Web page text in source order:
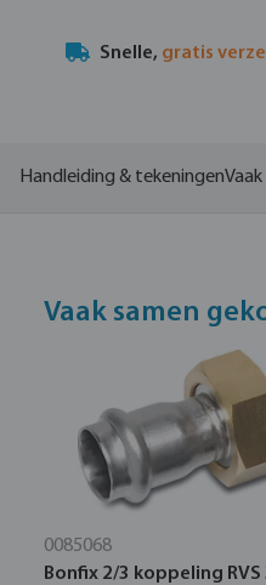
Snelle, gratis
Handleiding & tekeningen
Vaak samen
0085068
Bonfix 2/3 koppeling RVS